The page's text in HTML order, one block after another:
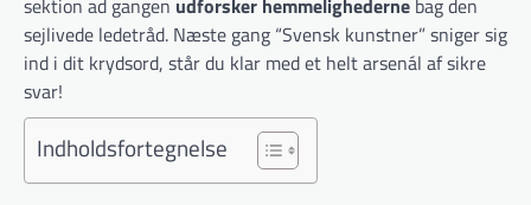
sektion ad gangen udforsker hemmelighederne bag den
sejlivede ledetråd. Næste gang “Svensk kunstner” sniger sig
ind i dit krydsord, står du klar med et helt arsenál af sikre
svar!
Indholdsfortegnelse